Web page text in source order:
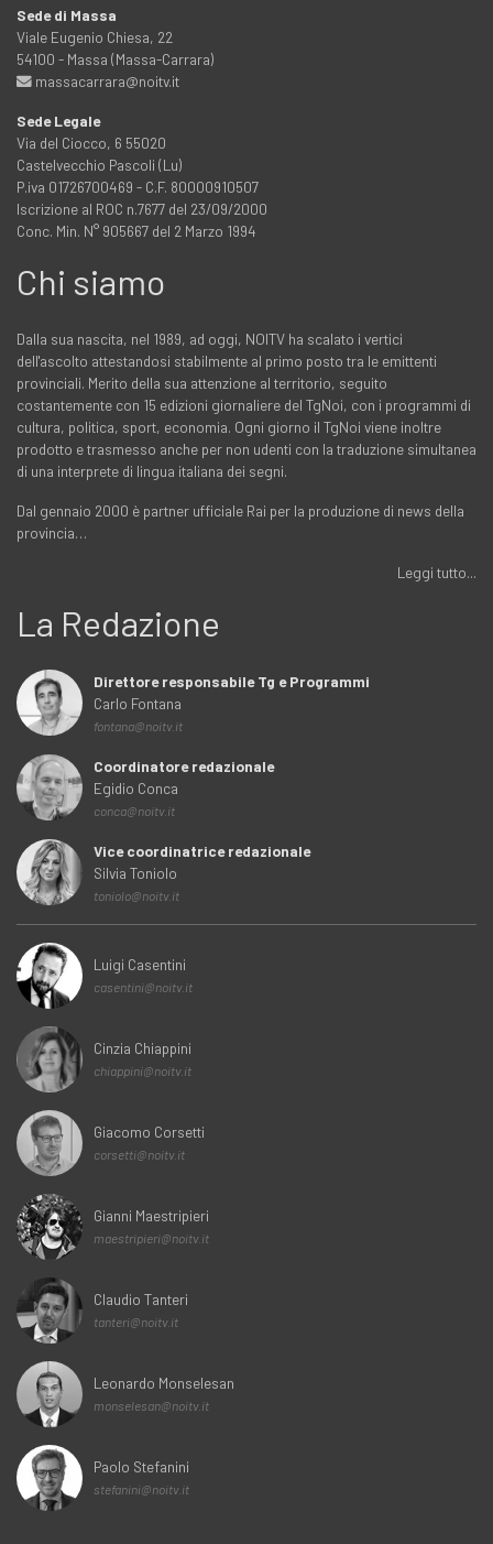
Sede di Massa
Viale Eugenio Chiesa, 22
54100 - Massa (Massa-Carrara)
massacarrara@noitv.it
Sede Legale
Via del Ciocco, 6 55020
Castelvecchio Pascoli (Lu)
P.iva 01726700469 - C.F. 80000910507
Iscrizione al ROC n.7677 del 23/09/2000
Conc. Min. N° 905667 del 2 Marzo 1994
Chi siamo
Dalla sua nascita, nel 1989, ad oggi, NOITV ha scalato i vertici
dell'ascolto attestandosi stabilmente al primo posto tra le emittenti
provinciali. Merito della sua attenzione al territorio, seguito
costantemente con 15 edizioni giornaliere del TgNoi, con i programmi di
cultura, politica, sport, economia. Ogni giorno il TgNoi viene inoltre
prodotto e trasmesso anche per non udenti con la traduzione simultanea
di una interprete di lingua italiana dei segni.
Dal gennaio 2000 è partner ufficiale Rai per la produzione di news della
provincia…
Leggi tutto...
La Redazione
Direttore responsabile Tg e Programmi
Carlo Fontana
fontana@noitv.it
Coordinatore redazionale
Egidio Conca
conca@noitv.it
Vice coordinatrice redazionale
Silvia Toniolo
toniolo@noitv.it
Luigi Casentini
casentini@noitv.it
Cinzia Chiappini
chiappini@noitv.it
Giacomo Corsetti
corsetti@noitv.it
Gianni Maestripieri
maestripieri@noitv.it
Claudio Tanteri
tanteri@noitv.it
Leonardo Monselesan
monselesan@noitv.it
Paolo Stefanini
stefanini@noitv.it